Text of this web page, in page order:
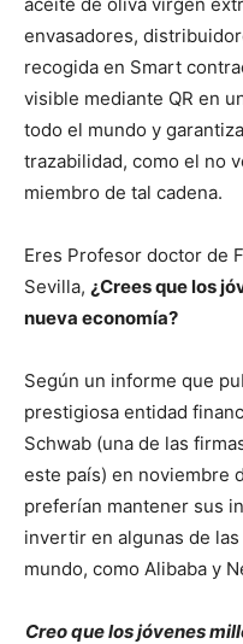
envasadores,
recogida en Smart
visible mediante QR en
todo el mundo y
trazabilidad, como el no
miembro de tal cadena.
Eres Profesor doctor de
Sevilla, ¿Crees que los
nueva economía?
Según un informe que
prestigiosa entidad
Schwab (una de las
este país) en noviembre
preferían mantener sus
invertir en algunas de
mundo, como Alibaba y
Creo que los jóvenes